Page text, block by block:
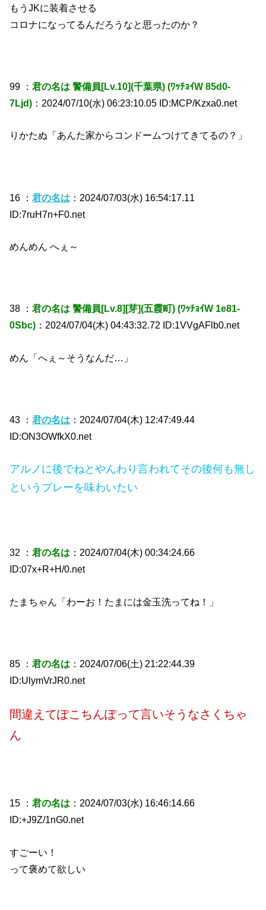
もうJKに装着させる
コロナになってるんだろうなと思ったのか？
99 ：君の名は 警備員[Lv.10](千葉県) (ﾜｯﾁｮｲW 85d0-
7Ljd) ：2024/07/10(水) 06:23:10.05 ID:MCP/Kzxa0.net
りかたぬ「あんた家からコンドームつけてきてるの？」
16 ：君の名は ：2024/07/03(水) 16:54:17.11
ID:7ruH7n+F0.net
めんめん へぇ～
38 ：君の名は 警備員[Lv.8][芽](五霞町) (ﾜｯﾁｮｲW 1e81-
0Sbc) ：2024/07/04(木) 04:43:32.72 ID:1VVgAFlb0.net
めん「へぇ～そうなんだ…」
43 ：君の名は ：2024/07/04(木) 12:47:49.44
ID:ON3OWfkX0.net
アルノに後でねとやんわり言われてその後何も無し
というプレーを味わいたい
32 ：君の名は ：2024/07/04(木) 00:34:24.66
ID:07x+R+H/0.net
たまちゃん「わーお！たまには金玉洗ってね！」
85 ：君の名は ：2024/07/06(土) 21:22:44.39
ID:UlymVrJR0.net
間違えてぽこちんぽって言いそうなさくちゃ
ん
15 ：君の名は ：2024/07/03(水) 16:46:14.66
ID:+J9Z/1nG0.net
すごーい！
って褒めて欲しい